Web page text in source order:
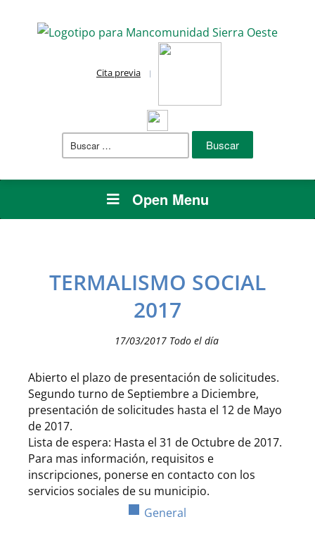
Cita previa
Buscar:
Open Menu
TERMALISMO SOCIAL
2017
17/03/2017 Todo el día
Abierto el plazo de presentación de solicitudes.
Segundo turno de Septiembre a Diciembre,
presentación de solicitudes hasta el 12 de Mayo
de 2017.
Lista de espera: Hasta el 31 de Octubre de 2017.
Para mas información, requisitos e
inscripciones, ponerse en contacto con los
servicios sociales de su municipio.
General